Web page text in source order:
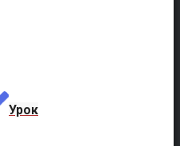
Урок